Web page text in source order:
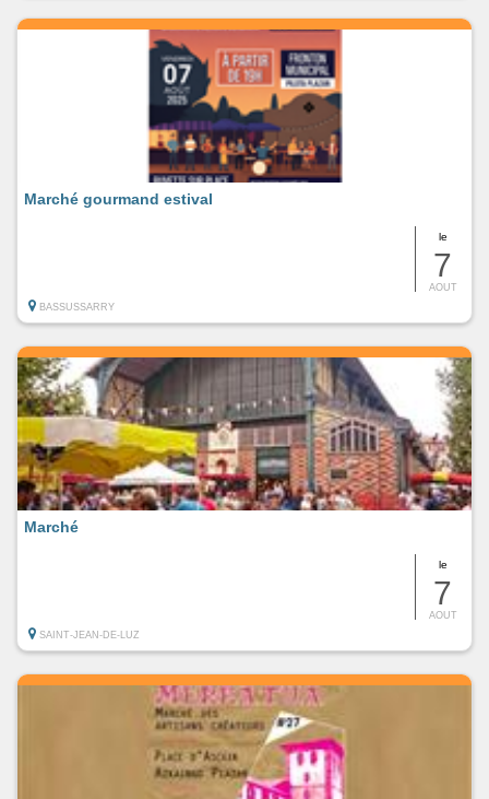
le
7
AOUT
Marché gourmand estival
BASSUSSARRY
le
7
AOUT
Marché
SAINT-JEAN-DE-LUZ